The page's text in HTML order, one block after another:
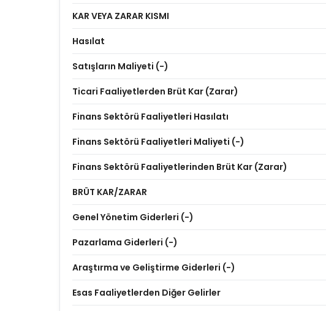
KAR VEYA ZARAR KISMI
Hasılat
Satışların Maliyeti (-)
Ticari Faaliyetlerden Brüt Kar (Zarar)
Finans Sektörü Faaliyetleri Hasılatı
Finans Sektörü Faaliyetleri Maliyeti (-)
Finans Sektörü Faaliyetlerinden Brüt Kar (Zarar)
BRÜT KAR/ZARAR
Genel Yönetim Giderleri (-)
Pazarlama Giderleri (-)
Araştırma ve Geliştirme Giderleri (-)
Esas Faaliyetlerden Diğer Gelirler